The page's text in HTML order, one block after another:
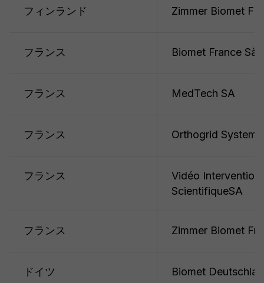
フィンランド Zimmer Biomet
フランス Biomet France Sàrl
フランス MedTech SA
フランス Orthogrid Systems
フランス
Vidéo
ScientifiqueSA
フランス Zimmer Biomet
ドイツ Biomet